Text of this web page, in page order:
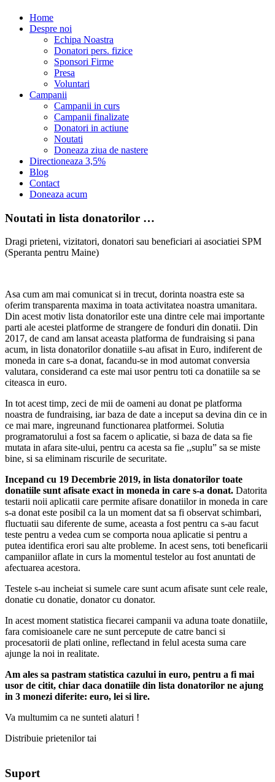
Home
Despre noi
Echipa Noastra
Donatori pers. fizice
Sponsori Firme
Presa
Voluntari
Campanii
Campanii in curs
Campanii finalizate
Donatori in actiune
Noutati
Doneaza ziua de nastere
Directioneaza 3,5%
Blog
Contact
Doneaza acum
Noutati in lista donatorilor …
Dragi prieteni, vizitatori, donatori sau beneficiari ai asociatiei SPM
(Speranta pentru Maine)
Asa cum am mai comunicat si in trecut, dorinta noastra este sa
oferim transparenta maxima in toata activitatea noastra umanitara.
Din acest motiv lista donatorilor este una dintre cele mai importante
parti ale acestei platforme de strangere de fonduri din donatii. Din
2017, de cand am lansat aceasta platforma de fundraising si pana
acum, in lista donatorilor donatiile s-au afisat in Euro, indiferent de
moneda in care s-a donat, facandu-se in mod automat conversia
valutara, considerand ca este mai usor pentru toti ca donatiile sa se
citeasca in euro.
In tot acest timp, zeci de mii de oameni au donat pe platforma
noastra de fundraising, iar baza de date a inceput sa devina din ce in
ce mai mare, ingreunand functionarea platformei. Solutia
programatorului a fost sa facem o aplicatie, si baza de data sa fie
mutata in afara site-ului, pentru ca acesta sa fie ,,suplu” sa se miste
bine, si sa eliminam riscurile de securitate.
Incepand cu 19 Decembrie 2019, in lista donatorilor toate
donatiile sunt afisate exact in moneda in care s-a donat. Datorita
testarii noii aplicatii care permite afisare donatiilor in moneda in care
s-a donat este posibil ca la un moment dat sa fi observat schimbari,
fluctuatii sau diferente de sume, aceasta a fost pentru ca s-au facut
teste pentru a vedea cum se comporta noua aplicatie si pentru a
putea identifica erori sau alte probleme. In acest sens, toti beneficarii
campaniilor aflate in curs la momentul testelor au fost anuntati de
afectuarea acestora.
Testele s-au incheiat si sumele care sunt acum afisate sunt cele reale,
donatie cu donatie, donator cu donator.
In acest moment statistica fiecarei campanii va aduna toate donatiile,
fara comisioanele care ne sunt percepute de catre banci si
procesatorii de plati online, reflectand in felul acesta suma care
ajunge la noi in realitate.
Am ales sa pastram statistica cazului in euro, pentru a fi mai
usor de citit, chiar daca donatiile din lista donatorilor ne ajung
in 3 monezi diferite: euro, lei si lire.
Va multumim ca ne sunteti alaturi !
Distribuie prietenilor tai
Suport